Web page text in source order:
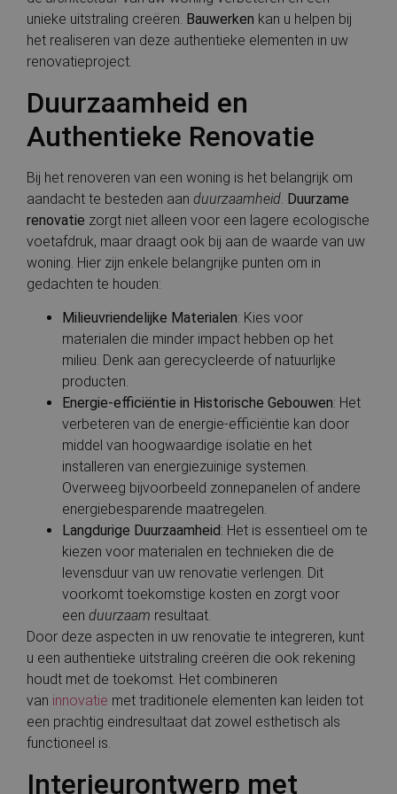
unieke uitstraling creëren. Bauwerken kan u helpen bij
het realiseren van deze authentieke elementen in uw
renovatieproject.
Duurzaamheid en
Authentieke Renovatie
Bij het renoveren van een woning is het belangrijk om
aandacht te besteden aan duurzaamheid. Duurzame
renovatie zorgt niet alleen voor een lagere ecologische
voetafdruk, maar draagt ook bij aan de waarde van uw
woning. Hier zijn enkele belangrijke punten om in
gedachten te houden:
Milieuvriendelijke Materialen: Kies voor
materialen die minder impact hebben op het
milieu. Denk aan gerecycleerde of natuurlijke
producten.
Energie-efficiëntie in Historische Gebouwen: Het
verbeteren van de energie-efficiëntie kan door
middel van hoogwaardige isolatie en het
installeren van energiezuinige systemen.
Overweeg bijvoorbeeld zonnepanelen of andere
energiebesparende maatregelen.
Langdurige Duurzaamheid: Het is essentieel om te
kiezen voor materialen en technieken die de
levensduur van uw renovatie verlengen. Dit
voorkomt toekomstige kosten en zorgt voor
een duurzaam resultaat.
Door deze aspecten in uw renovatie te integreren, kunt
u een authentieke uitstraling creëren die ook rekening
houdt met de toekomst. Het combineren
van innovatie met traditionele elementen kan leiden tot
een prachtig eindresultaat dat zowel esthetisch als
functioneel is.
Interieurontwerp met
CookieScriptConsent
bauwerken.nl
VISITOR_PRIVACY_METADATA
Naam
Aanbieder/
Domein
Vervaldatum Omschrijving
_ga
Google LLC
1 jaar 1
maand
Google
belangrijke
Naam
Aanbieder/
Domein
Vervaldatum
VISITOR_INFO1_LIVE
Google LLC
6 maanden
Aanbieder
/Domein
Vervaldatum Omschrijving
stateCode .cnn.com Sessie
Deze cookie wordt
gebruiker te
relevante lokale
te verbeteren.
Aanbieder
Domein
Vervaldatum Omschrijving
__Secure-
ROLLOUT_TOKEN
.youtube.com 6 maanden
Google Privacy Policy